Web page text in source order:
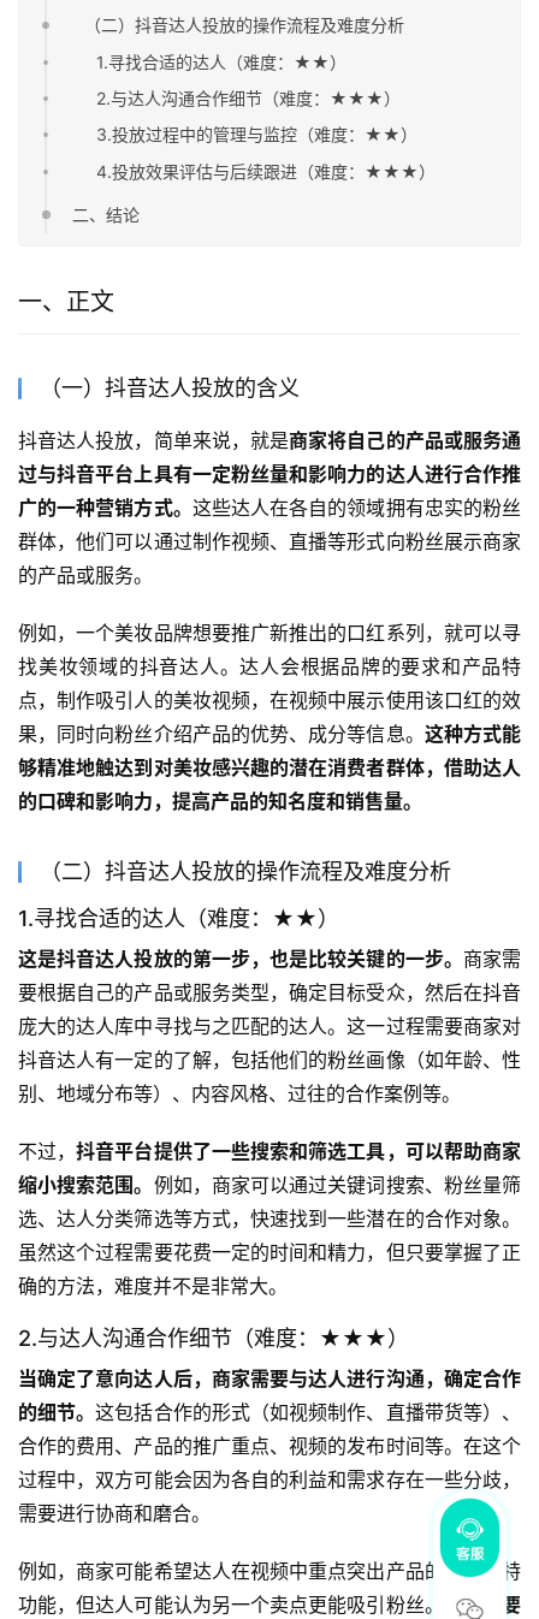
（二）抖音达人投放的操作流程及难度分析
1.寻找合适的达人（难度：★★）
2.与达人沟通合作细节（难度：★★★）
3.投放过程中的管理与监控（难度：★★）
4.投放效果评估与后续跟进（难度：★★★）
二、结论
一、正文
（一）抖音达人投放的含义
抖音达人投放，简单来说，就是商家将自己的产品或服务通
过与抖音平台上具有一定粉丝量和影响力的达人进行合作推
广的一种营销方式。 这些达人在各自的领域拥有忠实的粉丝
群体，他们可以通过制作视频、直播等形式向粉丝展示商家
的产品或服务。
例如，一个美妆品牌想要推广新推出的口红系列，就可以寻
找美妆领域的抖音达人。达人会根据品牌的要求和产品特
点，制作吸引人的美妆视频，在视频中展示使用该口红的效
果，同时向粉丝介绍产品的优势、成分等信息。 这种方式能
够精准地触达到对美妆感兴趣的潜在消费者群体，借助达人
的口碑和影响力，提高产品的知名度和销售量。
（二）抖音达人投放的操作流程及难度分析
1.寻找合适的达人（难度：★★）
这是抖音达人投放的第一步，也是比较关键的一步。 商家需
要根据自己的产品或服务类型，确定目标受众，然后在抖音
庞大的达人库中寻找与之匹配的达人。这一过程需要商家对
抖音达人有一定的了解，包括他们的粉丝画像（如年龄、性
别、地域分布等）、内容风格、过往的合作案例等。
不过，抖音平台提供了一些搜索和筛选工具，可以帮助商家
缩小搜索范围。 例如，商家可以通过关键词搜索、粉丝量筛
选、达人分类筛选等方式，快速找到一些潜在的合作对象。
虽然这个过程需要花费一定的时间和精力，但只要掌握了正
确的方法，难度并不是非常大。
2.与达人沟通合作细节（难度：★★★）
当确定了意向达人后，商家需要与达人进行沟通，确定合作
的细节。这包括合作的形式（如视频制作、直播带货等）、
合作的费用、产品的推广重点、视频的发布时间等。在这个
过程中，双方可能会因为各自的利益和需求存在一些分歧，
需要进行协商和磨合。
例如，商家可能希望达人在视频中重点突出产品的某个独特
功能，但达人可能认为另一个卖点更能吸引粉丝。
这就需要